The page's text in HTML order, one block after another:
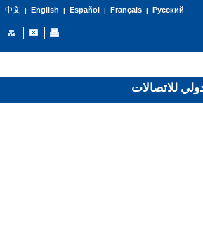
中文| English | Español | Français| Русский
للاتصالات